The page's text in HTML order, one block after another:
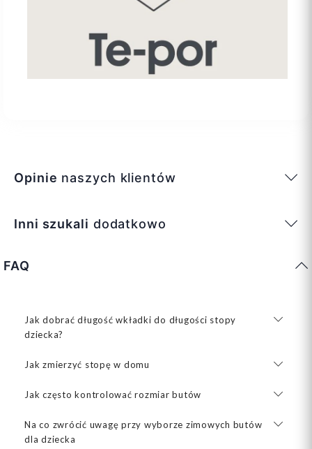
Opinie naszych klientów
Inni szukali dodatkowo
FAQ
Jak dobrać długość wkładki do długości stopy
dziecka?
Jak zmierzyć stopę w domu
Jak często kontrolować rozmiar butów
Na co zwrócić uwagę przy wyborze zimowych butów
dla dziecka